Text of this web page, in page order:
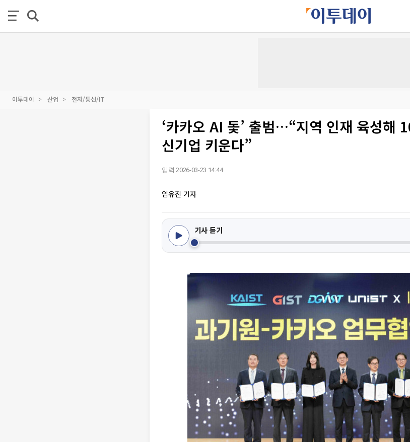
이투데이 산업 전자/통신/IT
‘카카오 AI 돛’ 출범…“지역 인재 육성해
신기업 키운다”
입력 2026-03-23 14:44
임유진 기자
기사 듣기